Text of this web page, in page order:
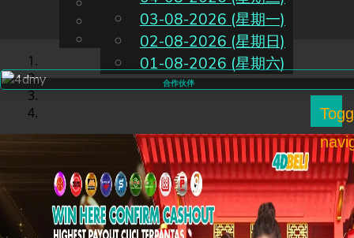
CN
Chinese
Malay
03-08-2026 (星期一)
02-08-2026 (星期日)
01-08-2026 (星期六)
合作伙伴